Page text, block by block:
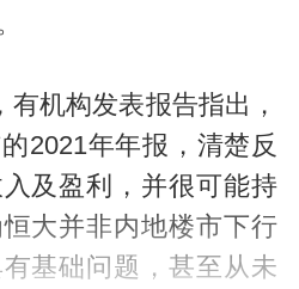
机构发表报告指出，
2021年年报，清楚反
及盈利，并很可能持
大并非内地楼市下行
基础问题，甚至从未